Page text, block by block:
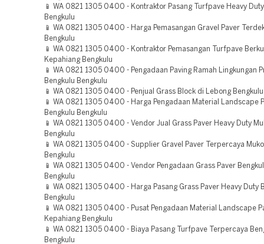
📱 WA 0821 1305 0400 - Kontraktor Pasang Turfpave Heavy
Bengkulu
📱 WA 0821 1305 0400 - Harga Pemasangan Gravel Paver
Bengkulu
📱 WA 0821 1305 0400 - Kontraktor Pemasangan Turfpave
Kepahiang Bengkulu
📱 WA 0821 1305 0400 - Pengadaan Paving Ramah Lingkungan
Bengkulu Bengkulu
📱 WA 0821 1305 0400 - Penjual Grass Block di Lebong Bengkulu
📱 WA 0821 1305 0400 - Harga Pengadaan Material Landscape
Bengkulu Bengkulu
📱 WA 0821 1305 0400 - Vendor Jual Grass Paver Heavy Duty
Bengkulu
📱 WA 0821 1305 0400 - Supplier Gravel Paver Terpercaya
Bengkulu
📱 WA 0821 1305 0400 - Vendor Pengadaan Grass Paver
Bengkulu
📱 WA 0821 1305 0400 - Harga Pasang Grass Paver Heavy Duty
Bengkulu
📱 WA 0821 1305 0400 - Pusat Pengadaan Material Landscape
Kepahiang Bengkulu
📱 WA 0821 1305 0400 - Biaya Pasang Turfpave Terpercaya
Bengkulu